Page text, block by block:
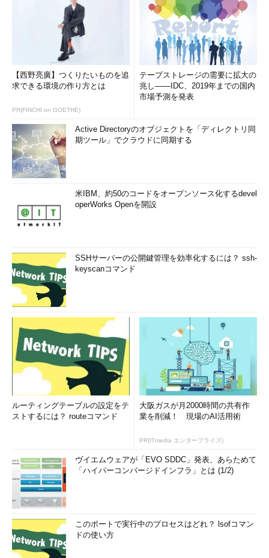
【西野亮廣】つくりたいものを追
求できる環境の作り方とは
PR(FINCHI on GOETHE)
テープストレージの需要に拡大の
兆し――IDC、2019年までの国内
市場予測を発表
Active Directoryのオブジェクトを「ディレクトリ同
期ツール」でクラウドに同期する
米IBM、約50のコードをオープンソース化するdevel
operWorks Openを開設
SSHサーバーの公開鍵管理を効率化するには？ ssh-
keyscanコマンド
ルーティングテーブルの設定をテ
ストするには？ routeコマンド
大阪ガスが月2000時間の共有作
業を削減！ 現場のAI活用術
PR(ITmedia エンタープライズ)
ヴイエムウェアが「EVO SDDC」発表、あらためて
「ハイパーコンバージドインフラ」とは (1/2)
このポートで実行中のプロセスはどれ？ lsofコマン
ドの使い方